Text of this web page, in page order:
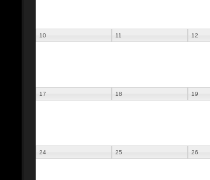
10 11 12
17 18 19
24 25 26